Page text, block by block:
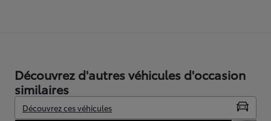
Découvrez d'autres véhicules d'occasion
similaires
Découvrez ces véhicules